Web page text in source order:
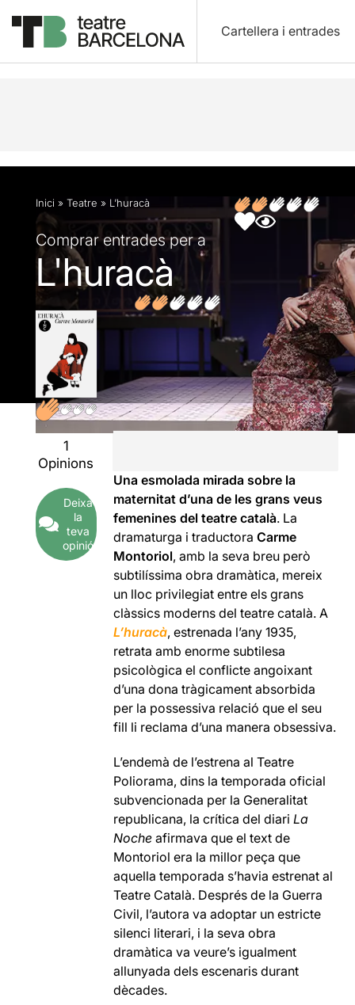
Cartellera i entrades
Descripció Fitxa artística Fotos i vídeos
Inici » Teatre » L’huracà
Comprar entrades per a
L'huracà
1
Opinions
Deixa
la
teva
opinió
Una esmolada mirada sobre la
maternitat d’una de les grans veus
femenines del teatre català. La
dramaturga i traductoraCarme
Montoriol, amb la seva breu però
subtilíssima obra dramàtica, mereix
un lloc privilegiat entre els grans
clàssics moderns del teatre català. A
L’huracà, estrenada l’any 1935,
retrata amb enorme subtilesa
psicològica el conflicte angoixant
d’una dona tràgicament absorbida
per la possessiva relació que el seu
fill li reclama d’una manera obsessiva.
L’endemà de l’estrena al Teatre
Poliorama, dins la temporada oficial
subvencionada per la Generalitat
republicana, la crítica del diariLa
Nocheafirmava que el text de
Montoriol era la millor peça que
aquella temporada s’havia estrenat al
Teatre Català. Després de la Guerra
Civil, l’autora va adoptar un estricte
silenci literari, i la seva obra
dramàtica va veure’s igualment
allunyada dels escenaris durant
dècades.